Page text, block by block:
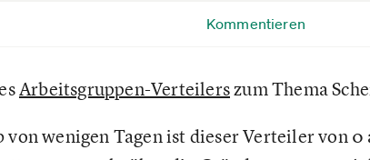
Kommentieren
Arbeitsgruppen-Verteilerszum Thema
wenigen Tagen ist dieser Verteiler von 0